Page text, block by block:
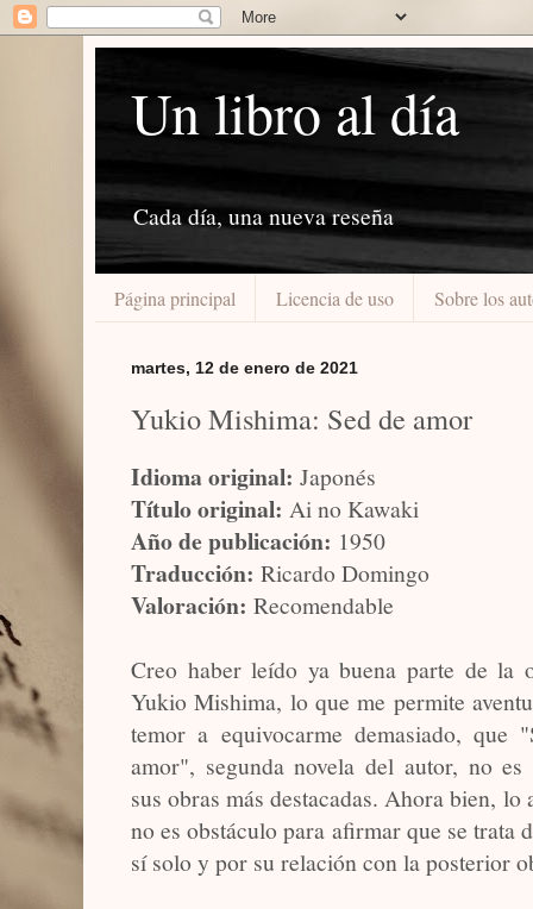
Un libro al día
Cada día, una nueva reseña
Página principal Licencia de uso Sobre los
martes, 12 de enero de 2021
Yukio Mishima: Sed de amor
Idioma original: Japonés
Título original: Ai no Kawaki
Año de publicación: 1950
Traducción: Ricardo Domingo
Valoración: Recomendable
Creo haber leído ya buena parte de la
Yukio Mishima, lo que me permite
temor a equivocarme demasiado, que
amor", segunda novela del autor, no es
sus obras más destacadas. Ahora bien, lo
no es obstáculo para afirmar que se trata
sí solo y por su relación con la posterior